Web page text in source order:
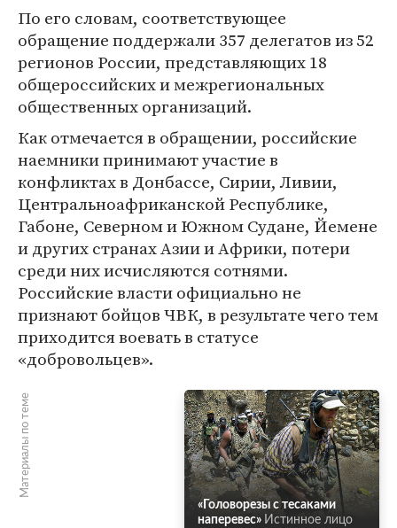
По его словам, соответствующее
обращение поддержали 357 делегатов из 52
регионов России, представляющих 18
общероссийских и межрегиональных
общественных организаций.
Как отмечается в обращении, российские
наемники принимают участие в
конфликтах в Донбассе, Сирии, Ливии,
Центральноафриканской Республике,
Габоне, Северном и Южном Судане, Йемене
и других странах Азии и Африки, потери
среди них исчисляются сотнями.
Российские власти официально не
признают бойцов ЧВК, в результате чего тем
приходится воевать в статусе
«добровольцев».
Материалы по теме
«Головорезы с тесаками
наперевес» Истинное лицо